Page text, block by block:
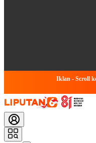
Iklan - Scroll